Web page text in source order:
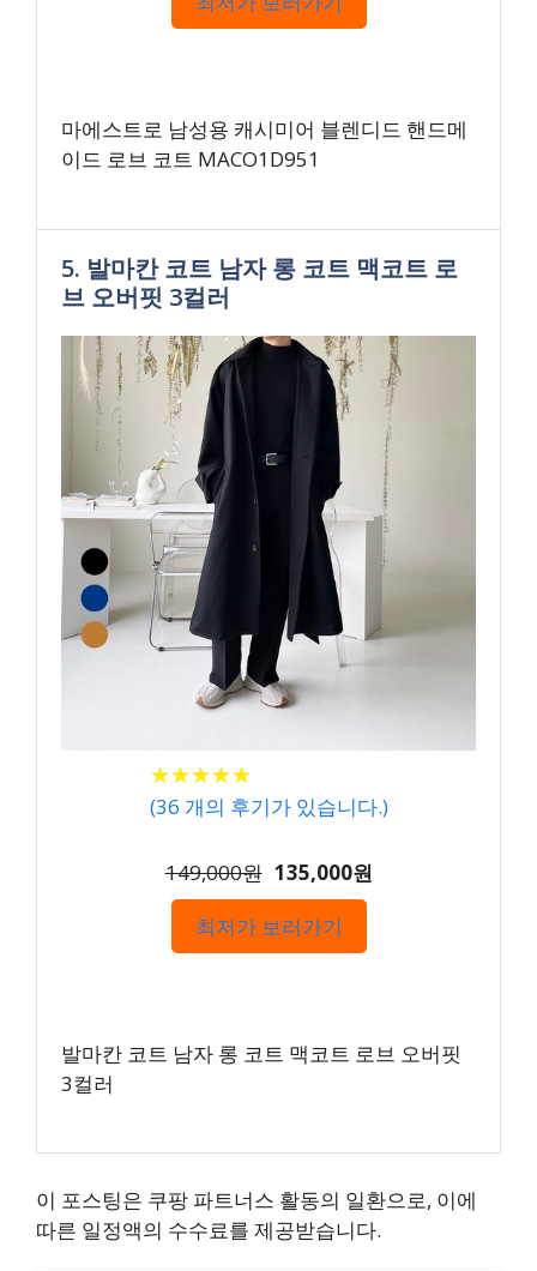
마에스트로 남성용 캐시미어 블렌디드 핸드메
이드 로브 코트 MACO1D951
5. 발마칸 코트 남자 롱 코트 맥코트 로
브 오버핏 3컬러
★★★★★
★★★★★
(36 개의 후기가 있습니다.)
149,000원 135,000원
최저가 보러가기
발마칸 코트 남자 롱 코트 맥코트 로브 오버핏
3컬러
이 포스팅은 쿠팡 파트너스 활동의 일환으로, 이에
따른 일정액의 수수료를 제공받습니다.